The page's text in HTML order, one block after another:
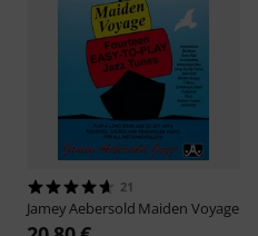
21
Jamey Aebersold Maiden Voyage